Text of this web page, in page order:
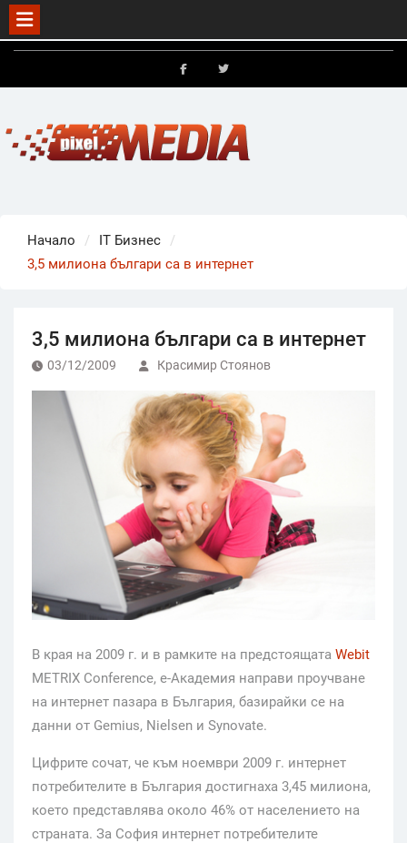
Skip
Начало
IT Бизнес
3,5 милиона българи са в интернет
3,5 милиона българи са в интернет
03/12/2009 Красимир Стоянов
В края на 2009 г. и в рамките на предстоящата Webit
METRIX Conference, е-Академия направи проучване
на интернет пазара в България, базирайки се на
данни от Gemius, Nielsen и Synovate.
Цифрите сочат, че към ноември 2009 г. интернет
потребителите в България достигнаха 3,45 милиона,
което представлява около 46% от населението на
страната. За София интернет потребителите